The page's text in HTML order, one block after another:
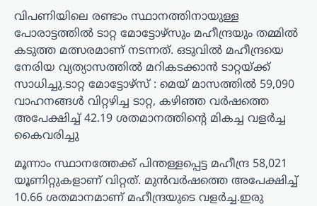
വിപണിയിലെ രണ്ടാം സ്ഥാനത്തിനായുള്ള
പോരാട്ടത്തിൽ ടാറ്റ മോട്ടോഴ്‌സും മഹീന്ദ്രയും തമ്മിൽ
കടുത്ത മത്സരമാണ് നടന്നത്. ഒടുവിൽ മഹീന്ദ്രയെ
നേരിയ വ്യത്യാസത്തിൽ മറികടക്കാൻ ടാറ്റയ്ക്ക്
സാധിച്ചു.ടാറ്റ മോട്ടോഴ്‌സ് : മെയ് മാസത്തിൽ 59,090
വാഹനങ്ങൾ വിറ്റഴിച്ച ടാറ്റ, കഴിഞ്ഞ വർഷത്തെ
അപേക്ഷിച്ച് 42.19 ശതമാനത്തിന്റെ മികച്ച വളർച്ച
കൈവരിച്ചു
മൂന്നാം സ്ഥാനത്തേക്ക് പിന്തള്ളപ്പെട്ട മഹീന്ദ്ര 58,021
യൂണിറ്റുകളാണ് വിറ്റത്. മുൻവർഷത്തെ അപേക്ഷിച്ച്
10.66 ശതമാനമാണ് മഹീന്ദ്രയുടെ വളർച്ച.ഇരു